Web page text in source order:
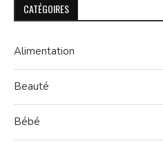
CATÉGOIRES
Alimentation
Beauté
Bébé